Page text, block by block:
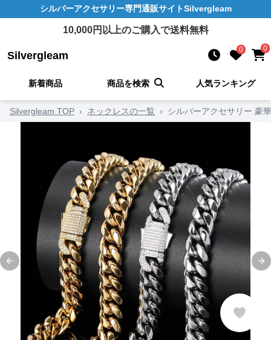
シルバーアクセサリー専門通販サイトSilvergleam
10,000円以上のご購入で送料無料
Silvergleam 0 0
新着商品 商品を検索 人気ランキング
Silvergleam TOP › ネックレスの一覧 › シルバーアクセサリー 豪
Previous slide